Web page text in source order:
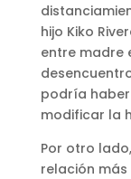
hijo Kiko
entre madre
podría
modificar la
Por otro
relación